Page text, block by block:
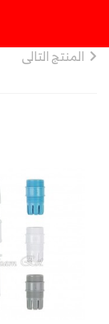
المنتج التالى